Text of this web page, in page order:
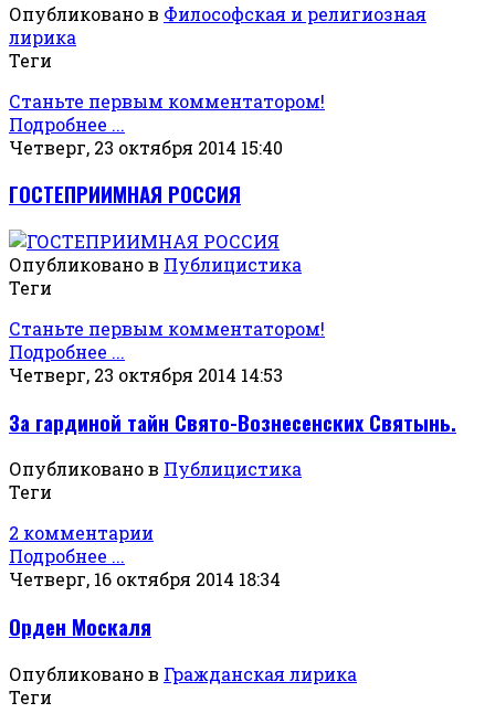
Опубликовано в Философская и религиозная
лирика
Теги
Станьте первым комментатором!
Подробнее ...
Четверг, 23 октября 2014 15:40
ГОСТЕПРИИМНАЯ РОССИЯ
Опубликовано в Публицистика
Теги
Станьте первым комментатором!
Подробнее ...
Четверг, 23 октября 2014 14:53
За гардиной тайн Свято-Вознесенских Святынь.
Опубликовано в Публицистика
Теги
2 комментарии
Подробнее ...
Четверг, 16 октября 2014 18:34
Орден Москаля
Опубликовано в Гражданская лирика
Теги